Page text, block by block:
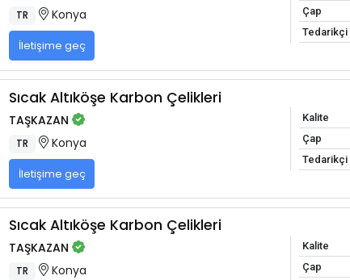
TR Konya
İletişime geç
Çap
Tedarikçi
Sıcak Altıköşe Karbon Çelikleri
TAŞKAZAN
TR Konya
İletişime geç
Kalite
Çap
Tedarikçi
Sıcak Altıköşe Karbon Çelikleri
TAŞKAZAN
TR Konya
Kalite
Çap